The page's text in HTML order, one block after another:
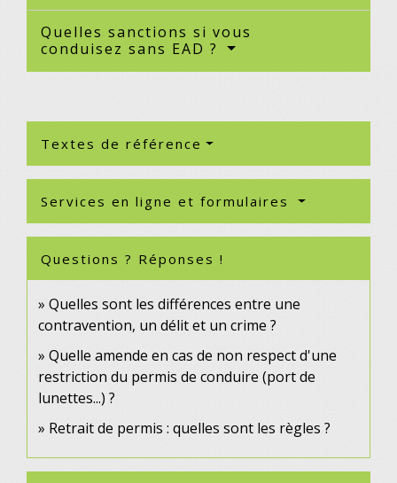
Quelles sanctions si vous
conduisez sans EAD ?
Textes de référence
Services en ligne et formulaires
Questions ? Réponses !
Quelles sont les différences entre une
contravention, un délit et un crime ?
Quelle amende en cas de non respect d'une
restriction du permis de conduire (port de
lunettes...) ?
Retrait de permis : quelles sont les règles ?